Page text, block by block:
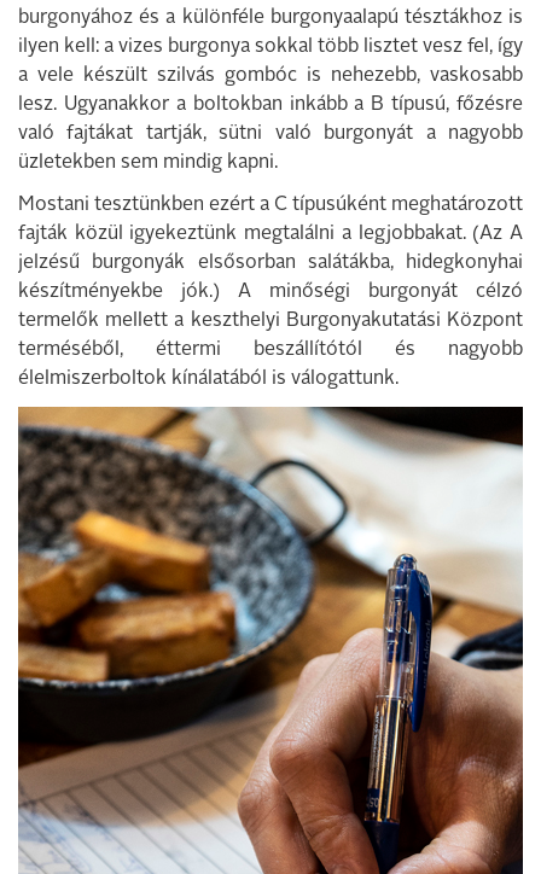
burgonyához és a különféle burgonyaalapú tésztákhoz is
ilyen kell: a vizes burgonya sokkal több lisztet vesz fel, így
a vele készült szilvás gombóc is nehezebb, vaskosabb
lesz. Ugyanakkor a boltokban inkább a B típusú, főzésre
való fajtákat tartják, sütni való burgonyát a nagyobb
üzletekben sem mindig kapni.
Mostani tesztünkben ezért a C típusúként meghatározott
fajták közül igyekeztünk megtalálni a legjobbakat. (Az A
jelzésű burgonyák elsősorban salátákba, hidegkonyhai
készítményekbe jók.) A minőségi burgonyát célzó
termelők mellett a keszthelyi Burgonyakutatási Központ
terméséből, éttermi beszállítótól és nagyobb
élelmiszerboltok kínálatából is válogattunk.